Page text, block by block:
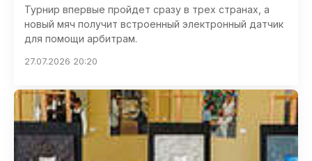
Турнир впервые пройдет сразу в трех странах, а
новый мяч получит встроенный электронный датчик
для помощи арбитрам.
27.07.2026 20:20